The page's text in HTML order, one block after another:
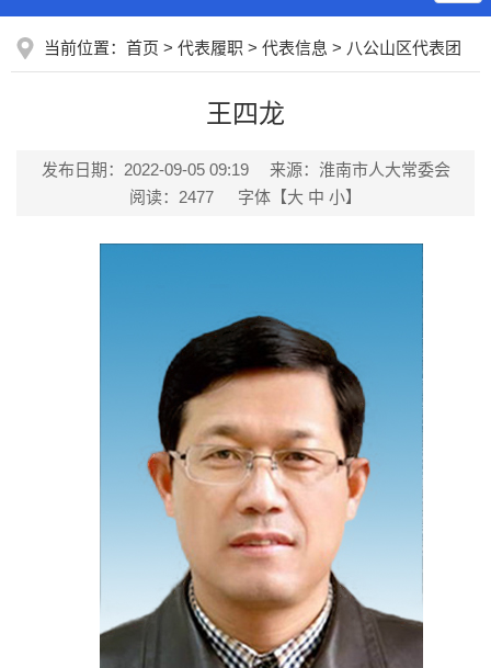
当前位置： 首页 > 代表履职 > 代表信息 > 八公山区代表团
王四龙
发布日期：2022-09-05 09:19
来源：淮南市人大常委会
阅读： 2477 字体【大 中 小】